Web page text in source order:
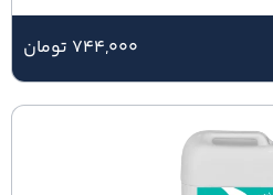
744,000 تومان